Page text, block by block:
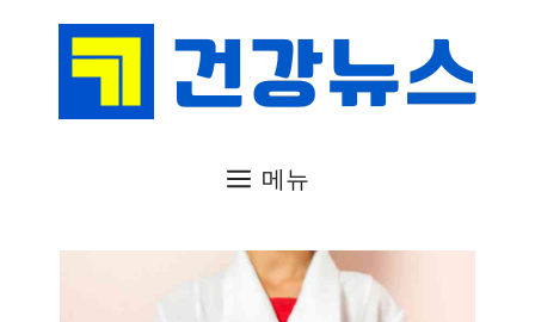
메뉴